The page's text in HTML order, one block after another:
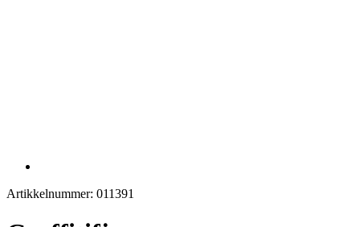
Artikkelnummer: 011391